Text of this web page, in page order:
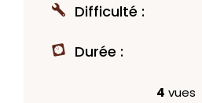
Difficulté :
Durée :
4 vues